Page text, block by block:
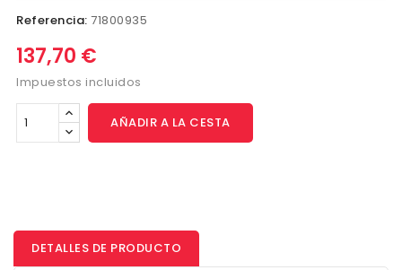
Referencia: 71800935
137,70 €
Impuestos incluidos
AÑADIR A LA CESTA
DETALLES DE PRODUCTO